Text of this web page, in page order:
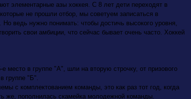
элементарные азы хоккея. С 8 лет дети переходят в
не прошли отбор, мы советуем записаться в
ведь нужно понимать: чтобы достичь высокого уровня,
свои амбиции, что сейчас бывает очень часто. Хоккей
в группе "А", шли на вторую строчку, от призового
группе "Б".
с комплектованием команды, это как раз тот год, когда
же, пополнилась скамейка молодежной команды.